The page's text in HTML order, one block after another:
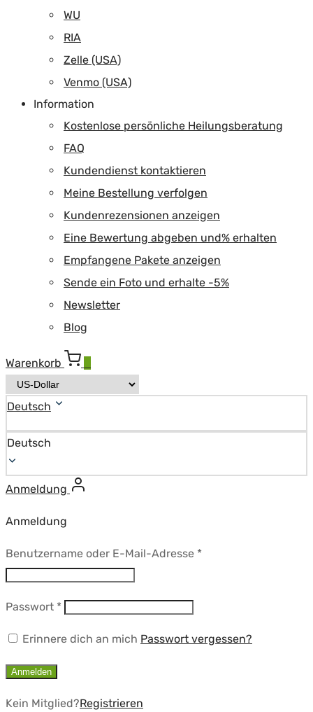
WU
RIA
Zelle (USA)
Venmo (USA)
Information
Kostenlose persönliche Heilungsberatung
FAQ
Kundendienst kontaktieren
Meine Bestellung verfolgen
Kundenrezensionen anzeigen
Eine Bewertung abgeben und% erhalten
Empfangene Pakete anzeigen
Sende ein Foto und erhalte -5%
Newsletter
Blog
Warenkorb
Deutsch
Deutsch
Anmeldung
Anmeldung
Benutzername oder E-Mail-Adresse *Erforderlich
Passwort *Erforderlich
Erinnere dich an mich Passwort vergessen?
Anmelden
Kein Mitglied?Registrieren